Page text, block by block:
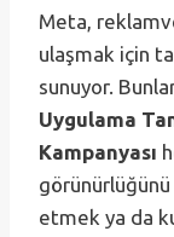
Meta,
ulaşmak için
sunuyor.
Uygulama
Kampanyası
etmek ya da